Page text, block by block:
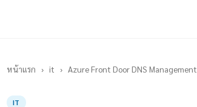
หน้าแรก › it › Azure Front Door DNS Management
IT